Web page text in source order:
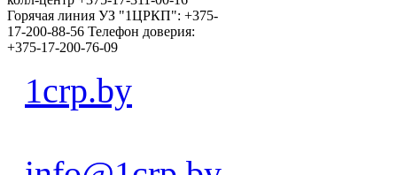
Горячая линия УЗ "1ЦРКП": +375-
17-200-88-56 Телефон доверия:
+375-17-200-76-09
1crp.by